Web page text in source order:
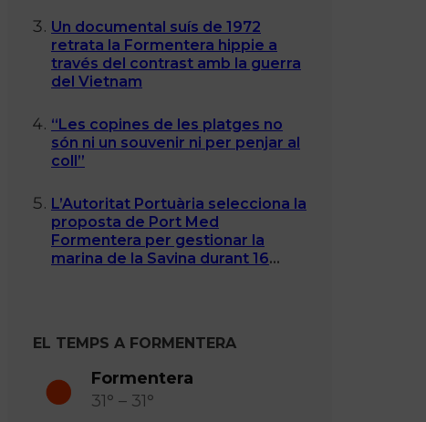
Un documental suís de 1972
retrata la Formentera hippie a
través del contrast amb la guerra
del Vietnam
“Les copines de les platges no
són ni un souvenir ni per penjar al
coll”
L’Autoritat Portuària selecciona la
proposta de Port Med
Formentera per gestionar la
marina de la Savina durant 16
EL TEMPS A FORMENTERA
Formentera
31° – 31°